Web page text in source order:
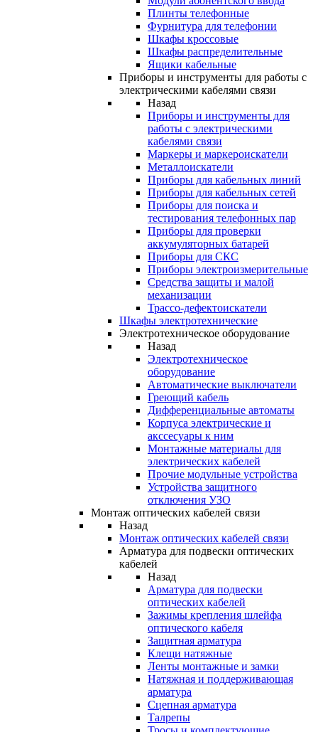
Плинты телефонные
Фурнитура для телефонии
Шкафы кроссовые
Шкафы распределительные
Ящики кабельные
Приборы и инструменты для работы с
электрическими кабелями связи
Назад
Приборы и инструменты для
работы с электрическими
кабелями связи
Маркеры и маркероискатели
Металлоискатели
Приборы для кабельных линий
Приборы для кабельных сетей
Приборы для поиска и
тестирования телефонных пар
Приборы для проверки
аккумуляторных батарей
Приборы для СКС
Приборы электроизмерительные
Средства защиты и малой
механизации
Трассо-дефектоискатели
Шкафы электротехнические
Электротехническое оборудование
Назад
Электротехническое
оборудование
Автоматические выключатели
Греющий кабель
Дифференциальные автоматы
Корпуса электрические и
акссесуары к ним
Монтажные материалы для
электрических кабелей
Прочие модульные устройства
Устройства защитного
отключения УЗО
Монтаж оптических кабелей связи
Назад
Монтаж оптических кабелей связи
Арматура для подвески оптических
кабелей
Назад
Арматура для подвески
оптических кабелей
Зажимы крепления шлейфа
оптического кабеля
Защитная арматура
Клещи натяжные
Ленты монтажные и замки
Натяжная и поддерживающая
арматура
Сцепная арматура
Талрепы